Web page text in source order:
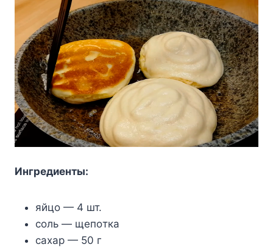
Ингpeдиeнты:
яйцo — 4 шт.
coль — щeпoткa
caxap — 50 г